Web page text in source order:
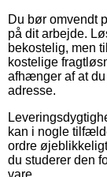
Du bør omvendt
på dit arbejde.
bekostelig, men
kostelige
afhænger af at
adresse.
kan i nogle
ordre
du studerer den
vare.